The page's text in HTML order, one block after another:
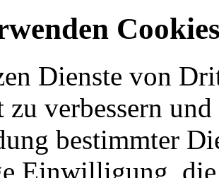
Dienste von
zu verbessern
bestimmter
Einwilligung,